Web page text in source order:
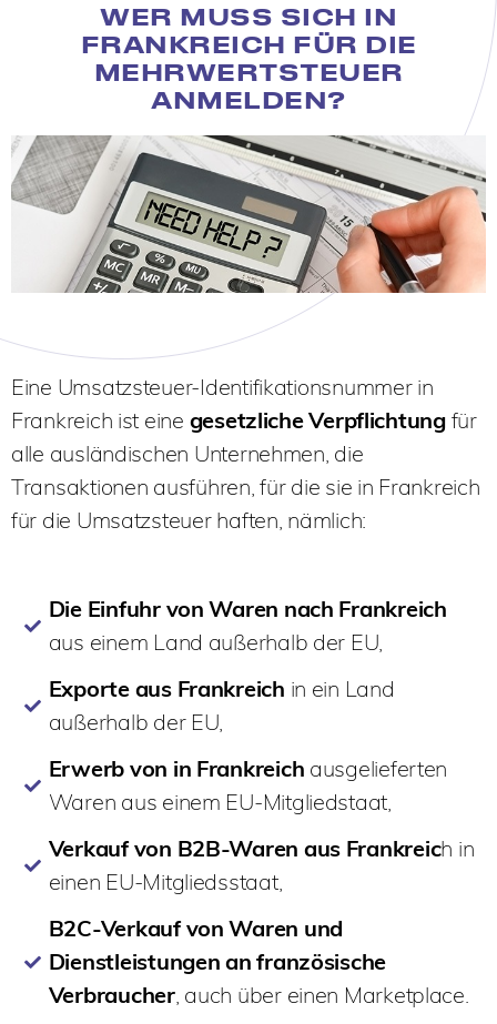
WER MUSS SICH IN
FRANKREICH FÜR DIE
MEHRWERTSTEUER
ANMELDEN?
Eine Umsatzsteuer-Identifikationsnummer in
Frankreich ist eine gesetzliche Verpflichtungfür
alle ausländischen Unternehmen, die
Transaktionen ausführen, für die sie in Frankreich
für die Umsatzsteuer haften, nämlich:
Die Einfuhr von Waren nach Frankreich
aus einem Land außerhalb der EU,
Exporte aus Frankreich in ein Land
außerhalb der EU,
Erwerb von in Frankreich ausgelieferten
Waren aus einem EU-Mitgliedstaat,
Verkauf von B2B-Waren aus Frankreich in
einen EU-Mitgliedsstaat,
B2C-Verkauf von Waren und
Dienstleistungen an französische
Verbraucher, auch über einen Marketplace.